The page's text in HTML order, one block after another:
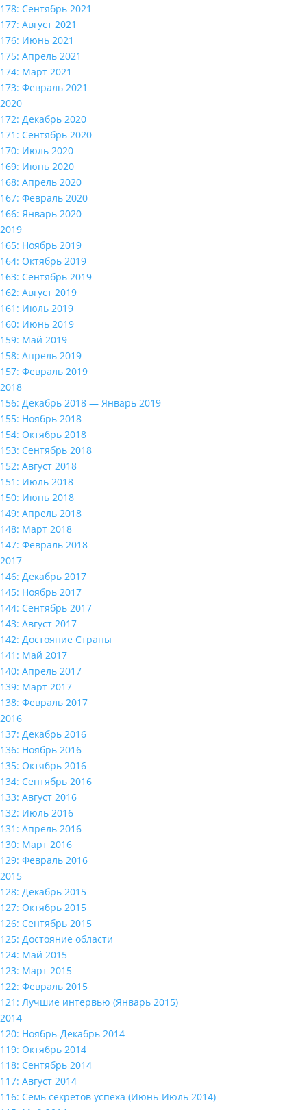
178: Сентябрь 2021
177: Август 2021
176: Июнь 2021
175: Апрель 2021
174: Март 2021
173: Февраль 2021
2020
172: Декабрь 2020
171: Сентябрь 2020
170: Июль 2020
169: Июнь 2020
168: Апрель 2020
167: Февраль 2020
166: Январь 2020
2019
165: Ноябрь 2019
164: Октябрь 2019
163: Сентябрь 2019
162: Август 2019
161: Июль 2019
160: Июнь 2019
159: Май 2019
158: Апрель 2019
157: Февраль 2019
2018
156: Декабрь 2018 — Январь 2019
155: Ноябрь 2018
154: Октябрь 2018
153: Сентябрь 2018
152: Август 2018
151: Июль 2018
150: Июнь 2018
149: Апрель 2018
148: Март 2018
147: Февраль 2018
2017
146: Декабрь 2017
145: Ноябрь 2017
144: Сентябрь 2017
143: Август 2017
142: Достояние Страны
141: Май 2017
140: Апрель 2017
139: Март 2017
138: Февраль 2017
2016
137: Декабрь 2016
136: Ноябрь 2016
135: Октябрь 2016
134: Сентябрь 2016
133: Август 2016
132: Июль 2016
131: Апрель 2016
130: Март 2016
129: Февраль 2016
2015
128: Декабрь 2015
127: Октябрь 2015
126: Сентябрь 2015
125: Достояние области
124: Май 2015
123: Март 2015
122: Февраль 2015
121: Лучшие интервью (Январь 2015)
2014
120: Ноябрь-Декабрь 2014
119: Октябрь 2014
118: Сентябрь 2014
117: Август 2014
116: Семь секретов успеха (Июнь-Июль 2014)